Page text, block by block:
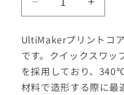
Decrease
quantity
UltiMaker
Print
Core
HT
quantity
for
Print
Core
HT
UltiMakerプリントコ
です。クイックスワッ
を採用しており、
材料で造形する際に最